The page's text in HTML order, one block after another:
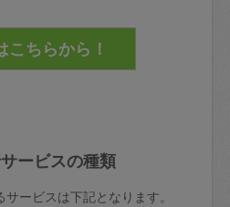
ービスの種類
ービスは下記となります。